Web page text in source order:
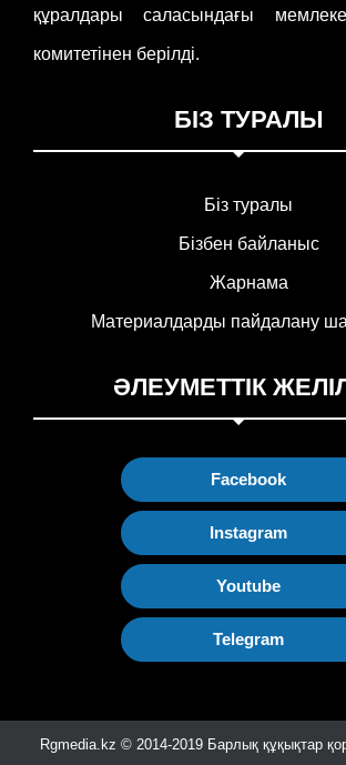
құралдары саласындағы
комитетінен берілді.
БІЗ ТУРАЛЫ
Біз туралы
Бізбен байланыс
Жарнама
Материалдарды пайдалану
ӘЛЕУМЕТТІК
Facebook
Instagram
Youtube
Telegram
Rgmedia.kz © 2014-2019 Барлық құқықтар